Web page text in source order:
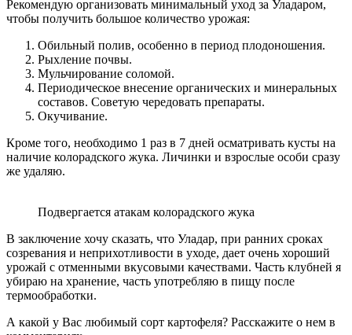
Рекомендую организовать минимальный уход за Уладаром,
чтобы получить большое количество урожая:
Обильный полив, особенно в период плодоношения.
Рыхление почвы.
Мульчирование соломой.
Периодическое внесение органических и минеральных
составов. Советую чередовать препараты.
Окучивание.
Кроме того, необходимо 1 раз в 7 дней осматривать кусты на
наличие колорадского жука. Личинки и взрослые особи сразу
же удаляю.
Подвергается атакам колорадского жука
В заключение хочу сказать, что Уладар, при ранних сроках
созревания и неприхотливости в уходе, дает очень хороший
урожай с отменными вкусовыми качествами. Часть клубней я
убираю на хранение, часть употребляю в пищу после
термообработки.
А какой у Вас любимый сорт картофеля? Расскажите о нем в